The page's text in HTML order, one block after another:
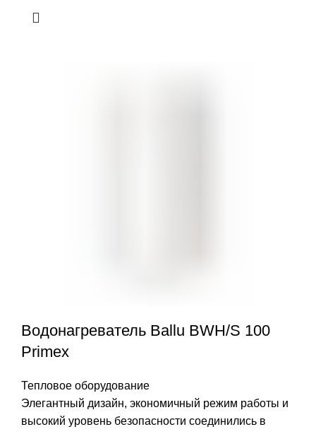
Водонагреватель Ballu BWH/S 100
Primex
Тепловое оборудование
Элегантный дизайн, экономичный режим работы и
высокий уровень безопасности соединились в